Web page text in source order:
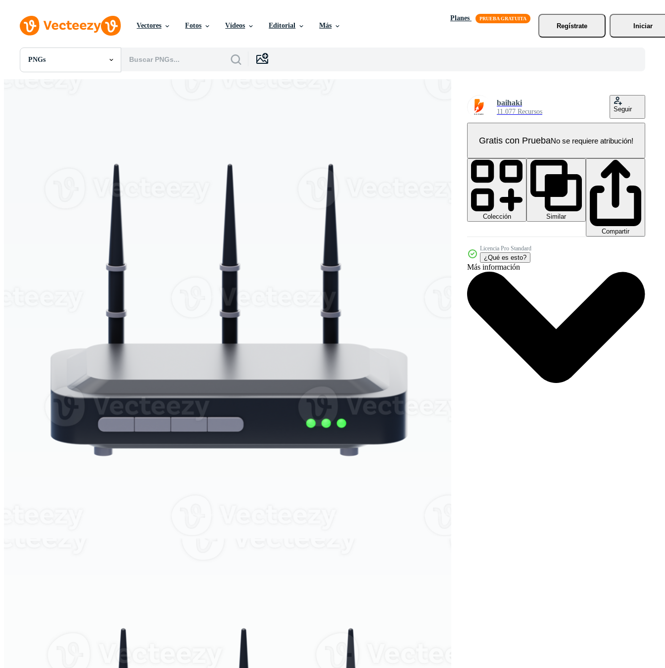
Vectores Fotos Vídeos Editorial Más
Planes
Regístrate
Iniciar
PNGs
Todas Imágenes
baihaki
11.077 Recursos Seguir
Gratis con PruebaNo se requiere atribución!
Colección
Similar
Compartir
Licencia Pro Standard
¿Qué es esto?
Más información